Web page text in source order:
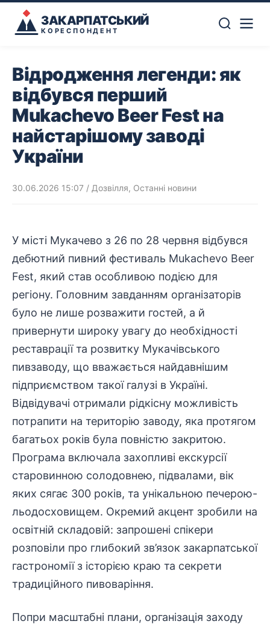
ЗАКАРПАТСЬКИЙ
КОРЕСПОНДЕНТ
Відродження легенди: як
відбувся перший
Mukachevo Beer Fest на
найстарішому заводі
України
30.06.2026 15:07 / Дозвілля, Останні новини
У місті Мукачево з 26 по 28 червня відбувся
дебютний пивний фестиваль Mukachevo Beer
Fest, який став особливою подією для
регіону. Головним завданням організаторів
було не лише розважити гостей, а й
привернути широку увагу до необхідності
реставрації та розвитку Мукачівського
пивзаводу, що вважається найдавнішим
підприємством такої галузі в Україні.
Відвідувачі отримали рідкісну можливість
потрапити на територію заводу, яка протягом
багатьох років була повністю закритою.
Програма включала захопливі екскурсії
старовинною солодовнею, підвалами, вік
яких сягає 300 років, та унікальною печерою-
льодосховищем. Окремий акцент зробили на
освітній складовій: запрошені спікери
розповіли про глибокий зв’язок закарпатської
гастрономії з історією краю та секрети
традиційного пивоваріння.
Попри масштабні плани, організація заходу